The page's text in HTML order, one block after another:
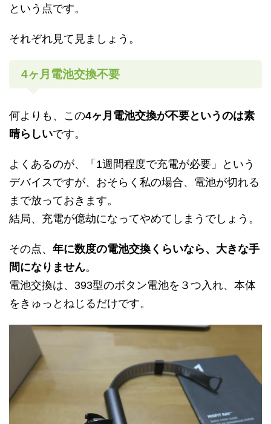
という点です。
それぞれ見て見ましょう。
4ヶ月電池交換不要
何よりも、この4ヶ月電池交換が不要というのは素
晴らしいです。
よくあるのが、「 1週間程度で充電が必要」という
デバイスですが、おそらく私の場合、電池が切れる
まで放っておきます。
結局、充電が億劫になってやめてしまうでしょう。
その点、 年に数度の電池交換くらいなら、大きな手
間になりません。
電池交換は、393型のボタン電池を３つ入れ、本体
をきゅっとねじるだけです。